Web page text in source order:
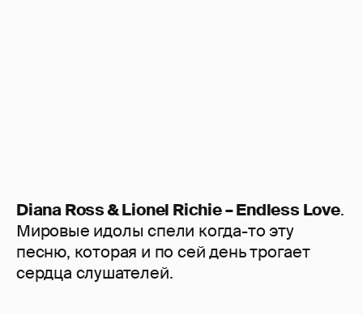
Diana Ross & Lionel Richie – Endless Love.
Мировые идолы спели когда-то эту
песню, которая и по сей день трогает
сердца слушателей.